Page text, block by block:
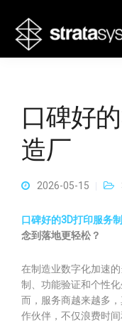
口碑好
造厂
2026-05-15
口碑好的3D打印服务
念到落地更轻松？
在制造业数字化加速
制、功能验证和个性
而，服务商越来越多
作伙伴，不仅浪费时